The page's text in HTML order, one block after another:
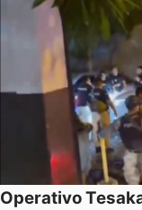
Operativo